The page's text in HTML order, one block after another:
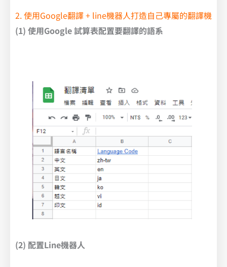
2. 使用Google翻譯 + line機器人打造自己專屬的翻譯機
(1) 使用Google 試算表配置要翻譯的語系
(2) 配置Line機器人